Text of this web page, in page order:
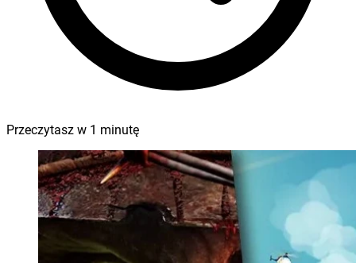
Przeczytasz w 1 minutę